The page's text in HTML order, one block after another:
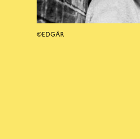
©EDGÄR